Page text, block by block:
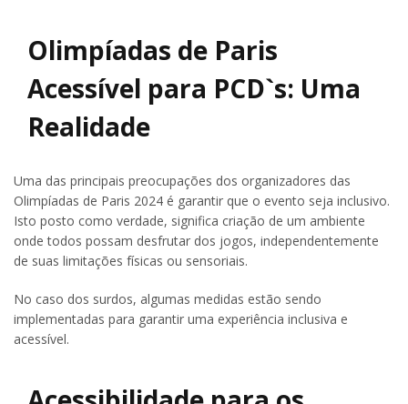
Olimpíadas de Paris
Acessível para PCD`s: Uma
Realidade
Uma das principais preocupações dos organizadores das
Olimpíadas de Paris 2024 é garantir que o evento seja inclusivo.
Isto posto como verdade, significa criação de um ambiente
onde todos possam desfrutar dos jogos, independentemente
de suas limitações físicas ou sensoriais.
No caso dos surdos, algumas medidas estão sendo
implementadas para garantir uma experiência inclusiva e
acessível.